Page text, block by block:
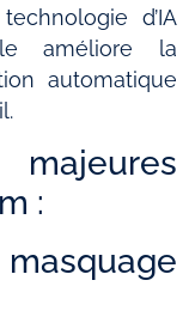
d’IA
améliore la
automatique
majeures
: